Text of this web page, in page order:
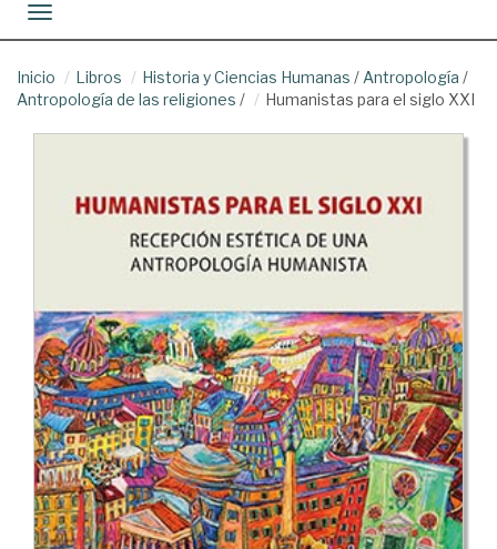
Toggle navigation
Inicio Libros Historia y Ciencias Humanas / Antropología /
Antropología de las religiones / Humanistas para el siglo XXI